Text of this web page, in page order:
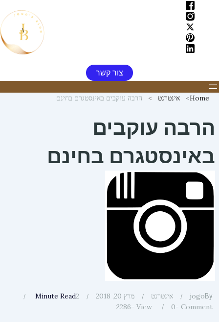
צור קשר
Home אינטרנט הרבה עוקבים באינסטגרם בחינם
הרבה עוקבים
באינסטגרם בחינם
By
jogo אינטרנט מרץ 20, 2018 2
Minute Read
0
Comment -
2286 View -